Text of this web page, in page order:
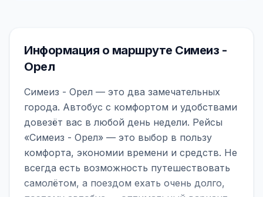
Информация о маршруте Симеиз -
Орел
Симеиз - Орел — это два замечательных
города. Автобус с комфортом и удобствами
довезёт вас в любой день недели. Рейсы
«Симеиз - Орел» — это выбор в пользу
комфорта, экономии времени и средств. Не
всегда есть возможность путешествовать
самолётом, а поездом ехать очень долго,